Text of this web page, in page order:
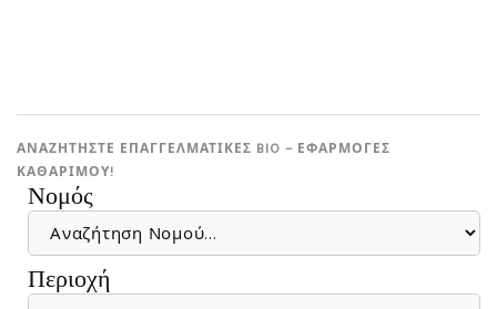
ΑΝΑΖΗΤΗΣΤΕ ΕΠΑΓΓΕΛΜΑΤΙΚΕΣ BIO – ΕΦΑΡΜΟΓΕΣ
ΚΑΘΑΡΙΜΟΎ!
Νομός
Περιοχή